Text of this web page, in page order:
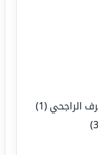
الراجحي (1)